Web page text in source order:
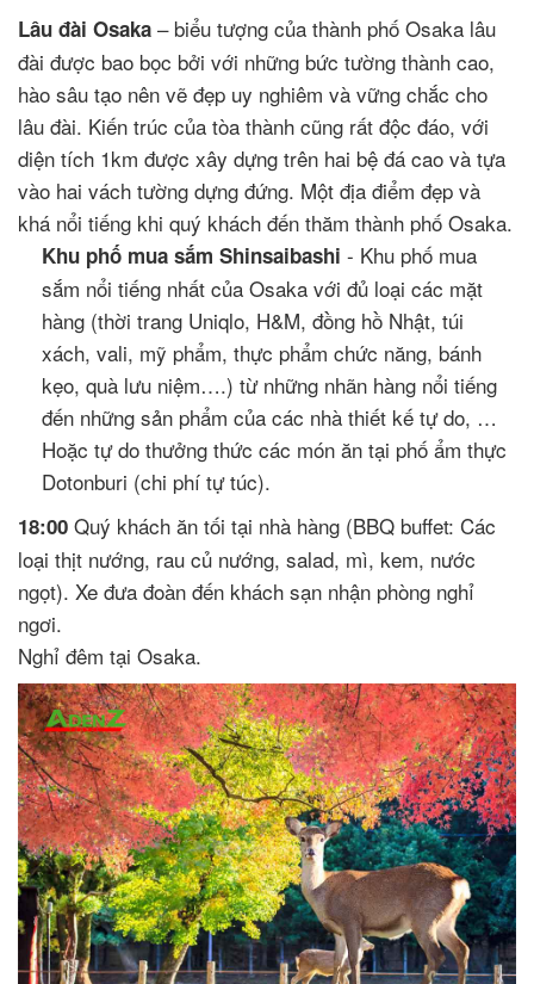
Lâu đài Osaka – biểu tượng của thành phố Osaka lâu
đài được bao bọc bởi với những bức tường thành cao,
hào sâu tạo nên vẽ đẹp uy nghiêm và vững chắc cho
lâu đài. Kiến trúc của tòa thành cũng rất độc đáo, với
diện tích 1km được xây dựng trên hai bệ đá cao và tựa
vào hai vách tường dựng đứng. Một địa điểm đẹp và
khá nổi tiếng khi quý khách đến thăm thành phố Osaka.
Khu phố mua sắm Shinsaibashi - Khu phố mua
sắm nổi tiếng nhất của Osaka với đủ loại các mặt
hàng (thời trang Uniqlo, H&M, đồng hồ Nhật, túi
xách, vali, mỹ phẩm, thực phẩm chức năng, bánh
kẹo, quà lưu niệm….) từ những nhãn hàng nổi tiếng
đến những sản phẩm của các nhà thiết kế tự do, …
Hoặc tự do thưởng thức các món ăn tại phố ẩm thực
Dotonburi (chi phí tự túc).
18:00 Quý khách ăn tối tại nhà hàng (BBQ buffet: Các
loại thịt nướng, rau củ nướng, salad, mì, kem, nước
ngọt). Xe đưa đoàn đến khách sạn nhận phòng nghỉ
ngơi.
Nghỉ đêm tại Osaka.